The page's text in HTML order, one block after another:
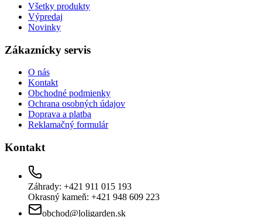
Všetky produkty
Výpredaj
Novinky
Zákaznícky servis
O nás
Kontakt
Obchodné podmienky
Ochrana osobných údajov
Doprava a platba
Reklamačný formulár
Kontakt
Záhrady: +421 911 015 193
Okrasný kameň: +421 948 609 223
obchod@loligarden.sk